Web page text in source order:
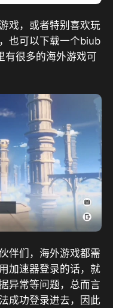
戏，或者特别喜欢玩
也可以下载一个biub
有很多的海外游戏可
伴们，海外游戏都需
加速器登录的话，就
异常等问题，总而言
成功登录进去，因此